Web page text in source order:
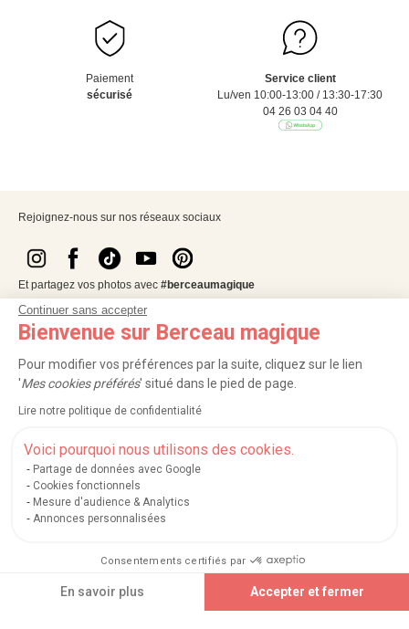
Continuer sans accepter
Bienvenue sur Berceau magique
Pour modifier vos préférences par la suite, cliquez sur le lien
'Mes cookies préférés' situé dans le pied de page.
Lire notre politique de confidentialité
Voici pourquoi nous utilisons des cookies.
Partage de données avec Google
Cookies fonctionnels
Mesure d'audience & Analytics
Annonces personnalisées
Consentements certifiés par
En savoir plus Accepter et fermer
Ajouter au panier
Paiement
sécurisé
Service client
Lu/ven 10:00-13:00 / 13:30-17:30
04 26 03 04 40
Rejoignez-nous sur nos réseaux sociaux
Et partagez vos photos avec #berceaumagique
NOS SERVICES
À PROPOS